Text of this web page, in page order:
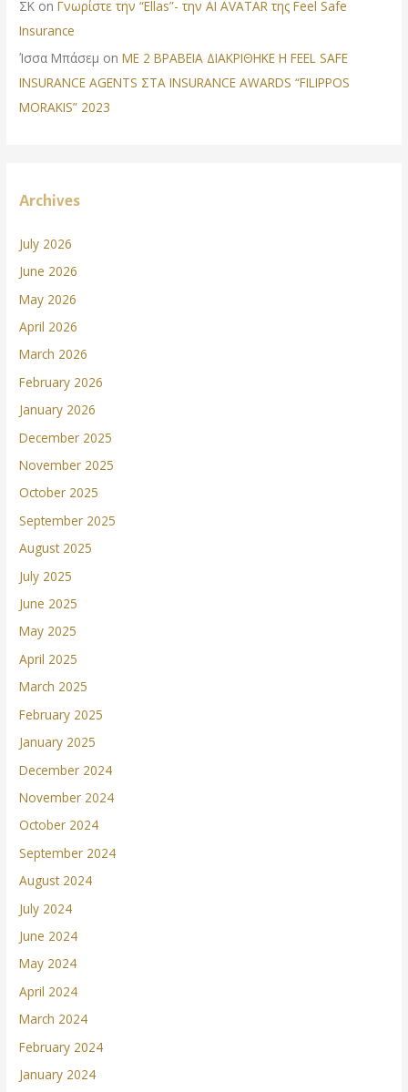
ΣΚ onΓνωρίστε την “Ellas”- την AI AVATAR της Feel Safe
Insurance
Ίσσα Μπάσεμ onΜΕ 2 ΒΡΑΒΕΙΑ ΔΙΑΚΡΙΘΗΚΕ Η FEEL SAFE
INSURANCE AGENTS ΣΤΑ INSURANCE AWARDS “FILIPPOS
MORAKIS” 2023
Archives
July 2026
June 2026
May 2026
April 2026
March 2026
February 2026
January 2026
December 2025
November 2025
October 2025
September 2025
August 2025
July 2025
June 2025
May 2025
April 2025
March 2025
February 2025
January 2025
December 2024
November 2024
October 2024
September 2024
August 2024
July 2024
June 2024
May 2024
April 2024
March 2024
February 2024
January 2024